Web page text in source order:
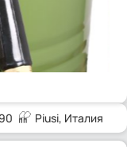
Piusi, Италия